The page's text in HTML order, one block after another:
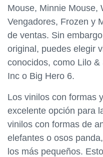
Mouse, Minnie Mouse,
Vengadores, Frozen y
de ventas. Sin
original, puedes elegir
conocidos, como Lilo
Inc o Big Hero 6.
Los vinilos con formas
excelente opción para
vinilos con formas de
elefantes o osos
los más pequeños.